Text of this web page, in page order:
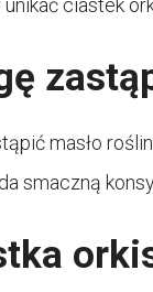
masło
smaczną